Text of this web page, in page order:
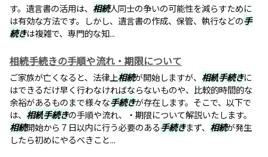
す。遺言書の活用は、 相続人同士の争いの可能性を減らすために
は有効な方法です。しかし、遺言書の作成、保管、執行などの手
続きは複雑で、専門的な知...
相続手続きの手順や流れ・期限について
ご家族が亡くなると、法律上相続が開始しますが、 相続手続きに
はできるだけ早く行わなければならないものや、比較的時間的な
余裕があるものまで様々な手続きが存在します。そこで、以下で
は、 相続手続きの手順や流れ、・期限について解説いたします。
相続開始から７日以内に行う必要のある手続きまず、 相続が発生
したら初めにやるべきこと...